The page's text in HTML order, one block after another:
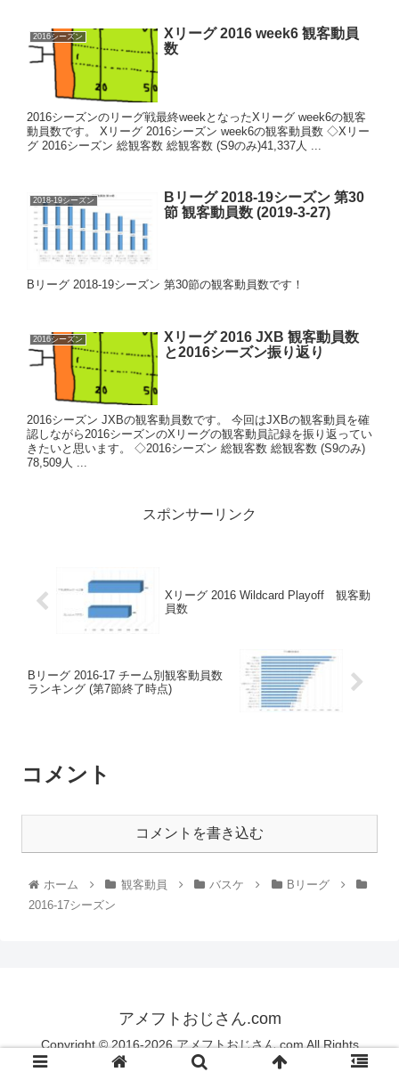
2016シーズン
Xリーグ 2016 week6 観客動員
数
2016シーズンのリーグ戦最終weekとなったXリーグ week6の観客
動員数です。 Xリーグ 2016シーズン week6の観客動員数 ◇Xリー
グ 2016シーズン 総観客数 総観客数 (S9のみ)41,337人 ...
2018-19シーズン
Bリーグ 2018-19シーズン 第30
節 観客動員数 (2019-3-27)
Bリーグ 2018-19シーズン 第30節の観客動員数です！
2016シーズン
Xリーグ 2016 JXB 観客動員数
と2016シーズン振り返り
2016シーズン JXBの観客動員数です。 今回はJXBの観客動員を確
認しながら2016シーズンのXリーグの観客動員記録を振り返ってい
きたいと思います。 ◇2016シーズン 総観客数 総観客数 (S9のみ)
78,509人 ...
スポンサーリンク
Xリーグ 2016 Wildcard Playoff 観客動
員数
Bリーグ 2016-17 チーム別観客動員数
ランキング (第7節終了時点)
コメント
コメントを書き込む
ホーム 観客動員 バスケ
Bリーグ
2016-17シーズン
アメフトおじさん.com
Copyright © 2016-2026 アメフトおじさん.com All Rights
Reserved.